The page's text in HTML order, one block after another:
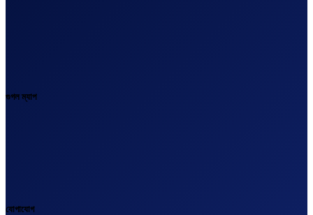
গুগল ম্যাপ
যোগাযোগ